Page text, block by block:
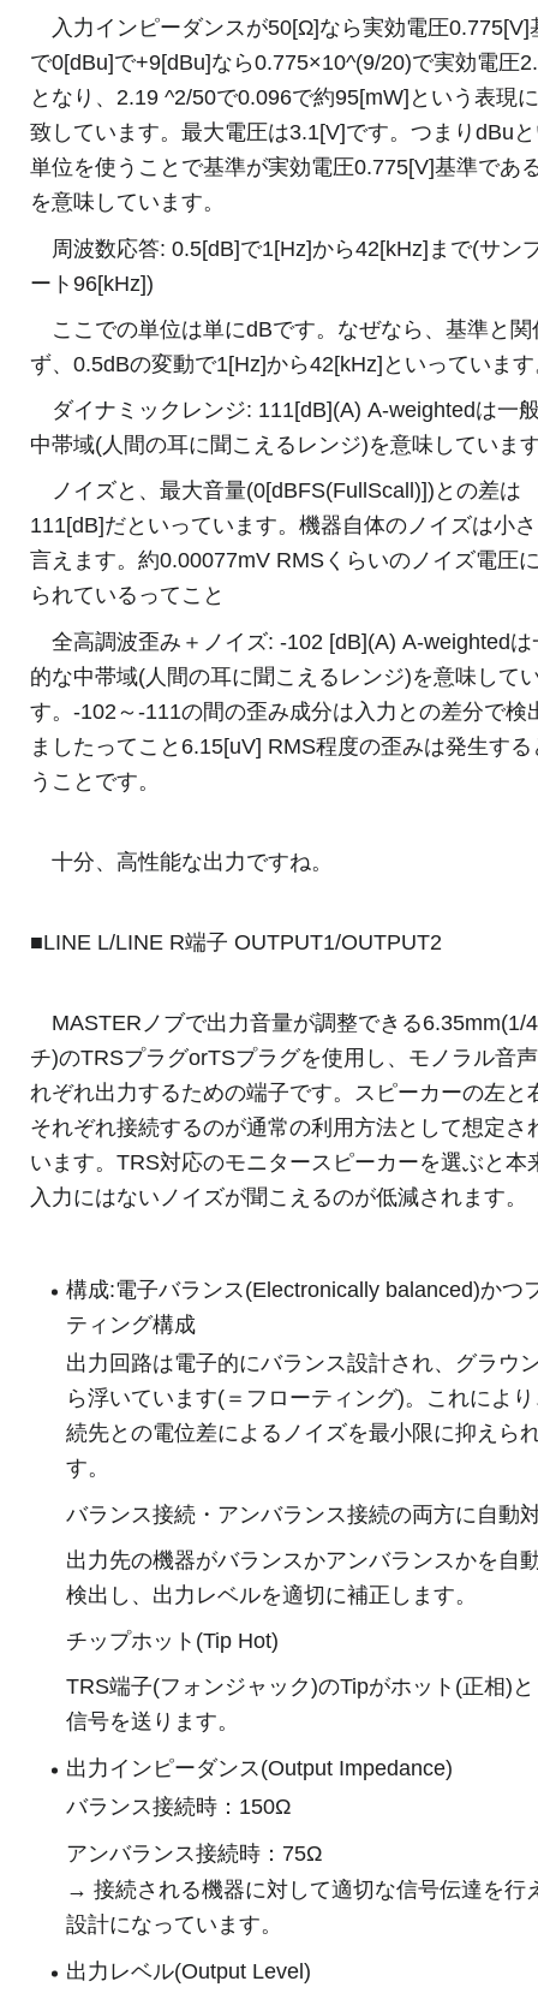
入力インピーダンスが50[Ω]なら実効電圧0.775[V]
で0[dBu]で+9[dBu]なら0.775×10^(9/20)で実効電圧
となり、2.19 ^2/50で0.096で約95[mW]という表現
致しています。最大電圧は3.1[V]です。つまりdBu
単位を使うことで基準が実効電圧0.775[V]基準であ
を意味しています。
周波数応答: 0.5[dB]で1[Hz]から42[kHz]まで(サン
ート96[kHz])
ここでの単位は単にdBです。なぜなら、基準と関
ず、0.5dBの変動で1[Hz]から42[kHz]といっていま
ダイナミックレンジ: 111[dB](A) A-weightedは一
中帯域(人間の耳に聞こえるレンジ)を意味していま
ノイズと、最大音量(0[dBFS(FullScall)])との差は
111[dB]だといっています。機器自体のノイズは小
言えます。約0.00077mV RMSくらいのノイズ電圧
られているってこと
全高調波歪み＋ノイズ: -102 [dB](A) A-weightedは
的な中帯域(人間の耳に聞こえるレンジ)を意味して
す。-102～-111の間の歪み成分は入力との差分で検
ましたってこと6.15[uV] RMS程度の歪みは発生する
うことです。
十分、高性能な出力ですね。
■LINE L/LINE R端子 OUTPUT1/OUTPUT2
MASTERノブで出力音量が調整できる6.35mm(1/
チ)のTRSプラグorTSプラグを使用し、モノラル音
れぞれ出力するための端子です。スピーカーの左と
それぞれ接続するのが通常の利用方法として想定さ
います。TRS対応のモニタースピーカーを選ぶと本
入力にはないノイズが聞こえるのが低減されます。
構成:電子バランス(Electronically balanced)かつ
ティング構成
出力回路は電子的にバランス設計され、グラウ
ら浮いています(＝フローティング)。これによ
続先との電位差によるノイズを最小限に抑えら
す。
バランス接続・アンバランス接続の両方に自動
出力先の機器がバランスかアンバランスかを自
検出し、出力レベルを適切に補正します。
チップホット(Tip Hot)
TRS端子(フォンジャック)のTipがホット(正相)
信号を送ります。
出力インピーダンス(Output Impedance)
バランス接続時：150Ω
アンバランス接続時：75Ω
→ 接続される機器に対して適切な信号伝達を行
設計になっています。
出力レベル(Output Level)